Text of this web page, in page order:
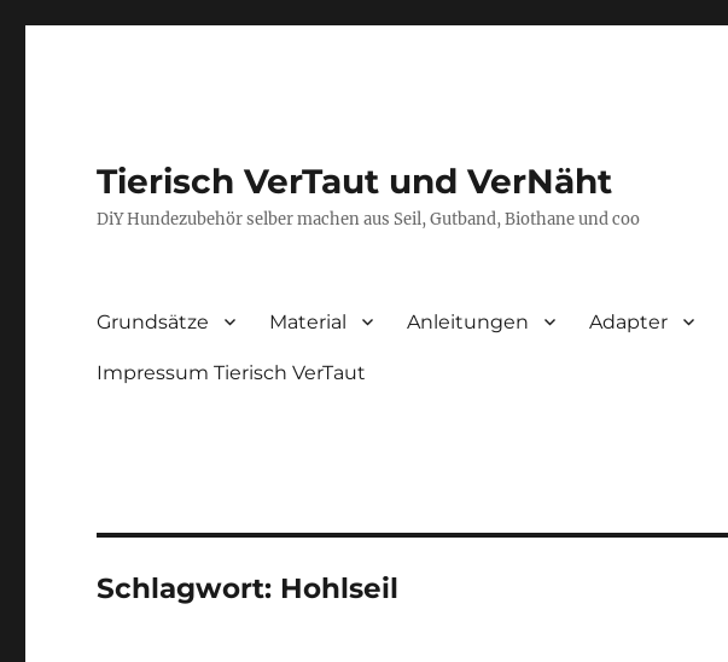
Tierisch VerTaut und VerNäht
DiY Hundezubehör selber machen aus Seil, Gutband, Biothane und coo
Grundsätze Material Anleitungen Adapter
Impressum Tierisch VerTaut
Schlagwort: Hohlseil